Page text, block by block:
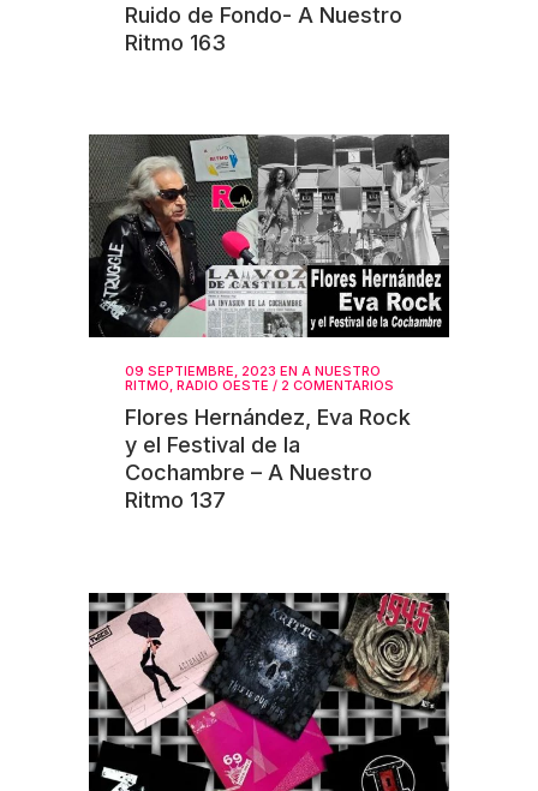
Ruido de Fondo- A Nuestro
Ritmo 163
09 SEPTIEMBRE, 2023 EN A NUESTRO
RITMO RADIO OESTE / 2 COMENTARIOS
Flores Hernández, Eva Rock
y el Festival de la
Cochambre – A Nuestro
Ritmo 137